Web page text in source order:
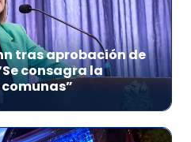
tras aprobación de
consagra la